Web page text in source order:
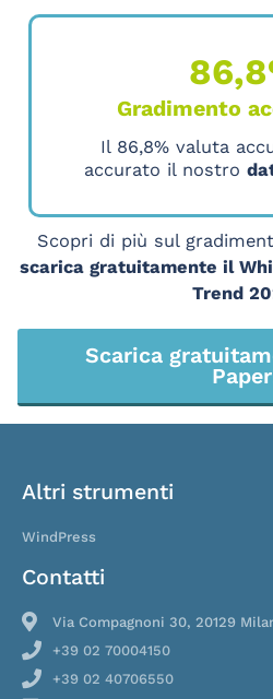
Gradimento
Il 86,8% valuta
accurato il nostro
Scopri di più sul
scarica gratuitamente il
Trend
Scarica
Contatti
Via Compagnoni 30, 20129
+39 02 70004150
+39 02 40706550
Altri strumenti
WindPress